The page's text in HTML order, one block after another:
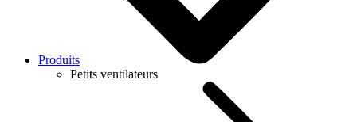
Produits
Petits ventilateurs